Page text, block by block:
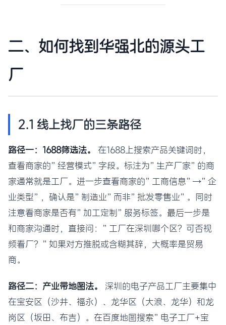
二、如何找到华强北的源头工
厂
2.1 线上找厂的三条路径
路径一：1688筛选法。
在1688上搜索产品关键词时，
查看商家的”经营模式”字段。标注为”生产厂家”的商
家通常就是工厂。进一步查看商家的”工商信息”→”企
业类型”，确认是”制造业”而非”批发零售业”。同时
注意看商家是否有”加工定制”服务标签。最后一步是
和商家沟通时，直接问：”工厂在深圳哪个区？可否视
频看厂？”如果对方推脱或含糊其辞，大概率是贸易
商。
路径二：产业带地图法。
深圳的电子产品工厂主要集中
在宝安区（沙井、福永）、龙华区（大浪、龙华）和龙
岗区（坂田、布吉）。在百度地图搜索”电子工厂+宝